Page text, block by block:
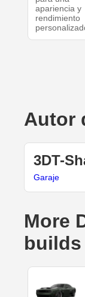
apariencia y
rendimiento
Autor
3DT-
Garaje
More
builds